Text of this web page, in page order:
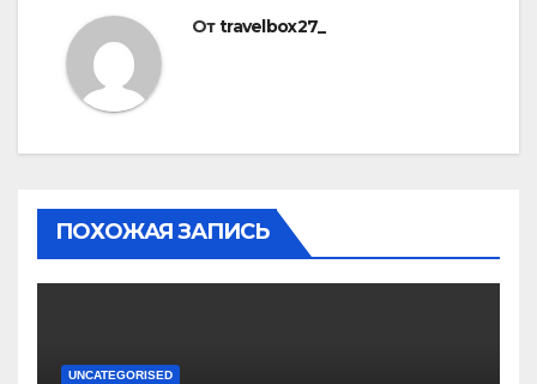
Отtravelbox27_
ПОХОЖАЯ ЗАПИСЬ
UNCATEGORISED